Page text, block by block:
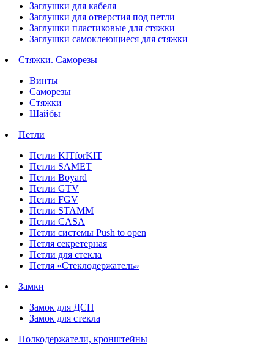
Заглушки для кабеля
Заглушки для отверстия под петли
Заглушки пластиковые для стяжки
Заглушки самоклеющиеся для стяжки
Стяжки. Саморезы
Винты
Саморезы
Стяжки
Шайбы
Петли
Петли KITforKIT
Петли SAMET
Петли Boyard
Петли GTV
Петли FGV
Петли STAMM
Петли CASA
Петли системы Push to open
Петля секретерная
Петли для стекла
Петля «Стеклодержатель»
Замки
Замок для ДСП
Замок для стекла
Полкодержатели, кронштейны